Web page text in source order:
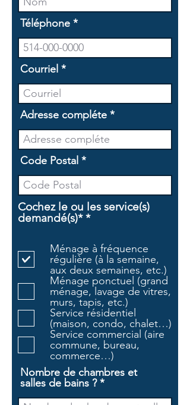
Téléphone
Courriel
Adresse compléte
Code Postal
Cochez le ou les service(s)
demandé(s)* *O
g
a
t
o
i
r
e
Ménage à fréquence
régulière (à la semaine,
aux deux semaines, etc.)
Ménage ponctuel (grand
ménage, lavage de vitres,
murs, tapis, etc.)
Service résidentiel
(maison, condo, chalet…)
Service commercial (aire
commune, bureau,
commerce…)
Nombre de chambres et
salles de bains ?